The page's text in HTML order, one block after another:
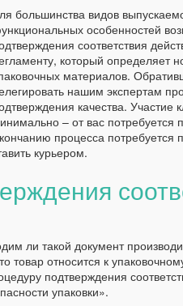
большинства видов
особенностей
соответствия
который определяет
материалов.
нашим экспертам
качества. Участие
– от вас потребуется
процесса потребуется
курьером.
ли такой документ
товар относится к
подтверждения
упаковки».